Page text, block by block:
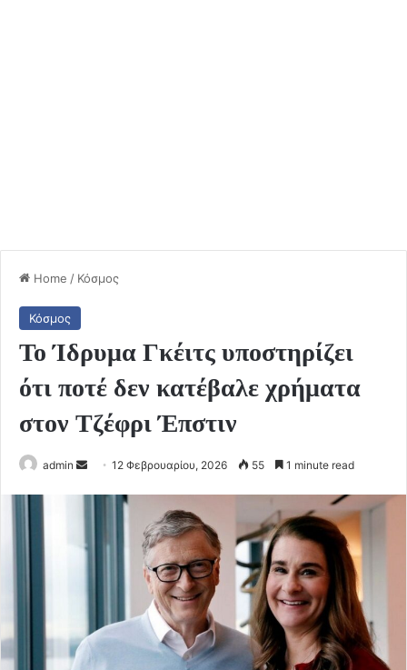
Home / Κόσμος
Κόσμος
Το Ίδρυμα Γκέιτς υποστηρίζει
ότι ποτέ δεν κατέβαλε χρήματα
στον Τζέφρι Έπστιν
admin
Send12 Φεβρουαρίου, 2026 55 1 minute read